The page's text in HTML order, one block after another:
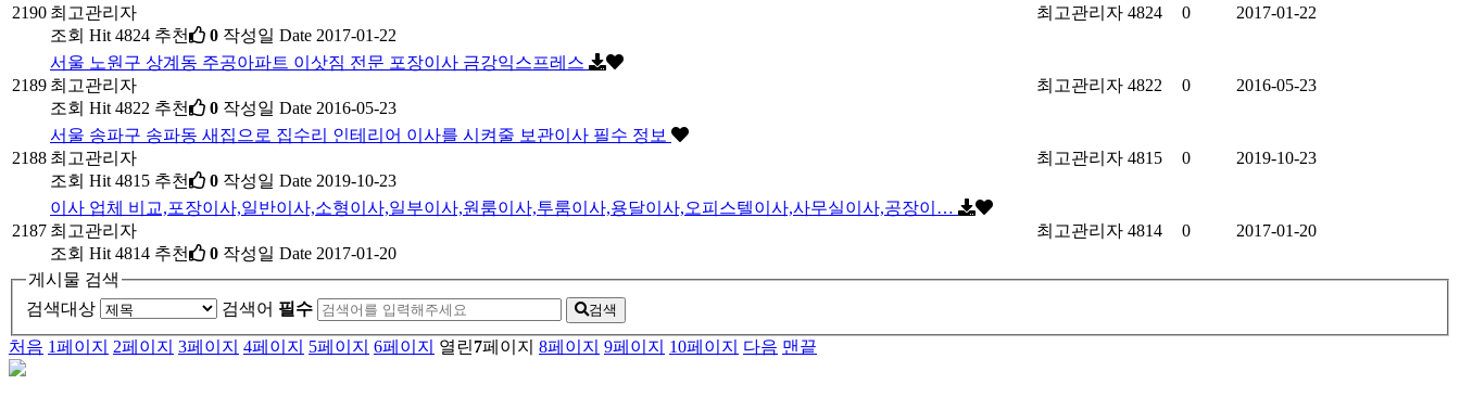
2190 최고관리자
조회 Hit 4824 추천 0 작성일 Date 2017-01-22
최고관리자 4824 0 2017-01-22
2189
서울 노원구 상계동 주공아파트 이삿짐 전문 포장이사 금강익스프레스
최고관리자
조회 Hit 4822 추천 0 작성일 Date 2016-05-23
최고관리자 4822 0 2016-05-23
2188
서울 송파구 송파동 새집으로 집수리 인테리어 이사를 시켜줄 보관이사 필수 정보
최고관리자
조회 Hit 4815 추천 0 작성일 Date 2019-10-23
최고관리자 4815 0 2019-10-23
2187
이사 업체 비교,포장이사,일반이사,소형이사,일부이사,원룸이사,투룸이사,용달이사,오피스텔이사,사무실이사,공장이…
최고관리자
조회 Hit 4814 추천 0 작성일 Date 2017-01-20
최고관리자 4814 0 2017-01-20
게시물 검색
검색대상
검색어 필수 검색
처음 1페이지 2페이지 3페이지 4페이지 5페이지 6페이지 열린7페이지 8페이지 9페이지 10페이지 다음 맨끝